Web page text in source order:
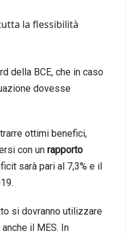
la flessibilità
della BCE, che in caso
dovesse
ottimi benefici,
con un rapporto
sarà pari al 7,3% e il
si dovranno utilizzare
il MES. In